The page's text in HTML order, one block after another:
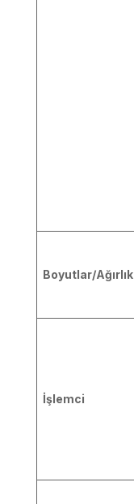
Boyutlar/Ağırlık
İşlemci